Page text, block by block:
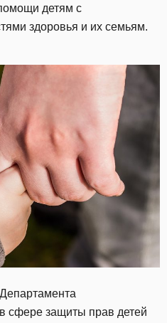
детям с
здоровья и их семьям.
сфере защиты прав детей